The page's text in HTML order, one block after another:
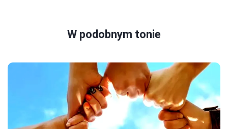
W podobnym tonie